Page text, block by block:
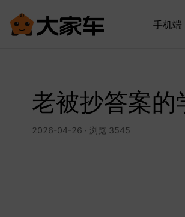
手机端
老被抄答案的
2026-04-26 · 浏览 3545